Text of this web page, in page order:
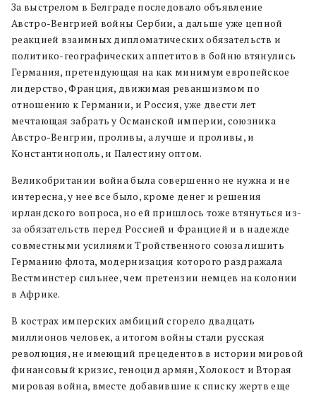
За выстрелом в Белграде последовало объявление
Австро-Венгрией войны Сербии, а дальше уже цепной
реакцией взаимных дипломатических обязательств и
политико-географических аппетитов в бойню втянулись
Германия, претендующая на как минимум европейское
лидерство, Франция, движимая реваншизмом по
отношению к Германии, и Россия, уже двести лет
мечтающая забрать у Османской империи, союзника
Австро-Венгрии, проливы, а лучше и проливы, и
Константинополь, и Палестину оптом.
Великобритании война была совершенно не нужна и не
интересна, у нее все было, кроме денег и решения
ирландского вопроса, но ей пришлось тоже втянуться из-
за обязательств перед Россией и Францией и в надежде
совместными усилиями Тройственного союза лишить
Германию флота, модернизация которого раздражала
Вестминстер сильнее, чем претензии немцев на колонии
в Африке.
В кострах имперских амбиций сгорело двадцать
миллионов человек, а итогом войны стали русская
революция, не имеющий прецедентов в истории мировой
финансовый кризис, геноцид армян, Холокост и Вторая
мировая война, вместе добавившие к списку жертв еще